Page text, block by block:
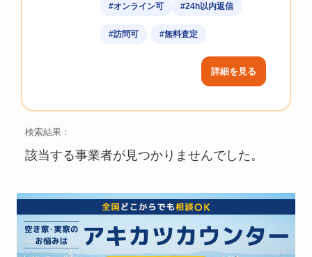
#オンライン可 #24h以内返信
#訪問可 #無料査定
詳細を見る
検索結果：
該当する事業者が見つかりませんでした。